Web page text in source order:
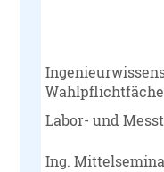
Labor- und
Ing.